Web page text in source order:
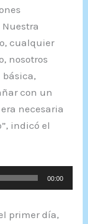
cualquier
nosotros
con un
necesaria
indicó el
00:00
primer día,